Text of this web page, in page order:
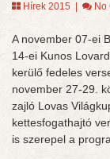
Hírek 2015 No
A november 07-ei
14-ei Kunos
kerülő fedeles
november 27-29.
zajló Lovas
kettesfogathajtó
is szerepel a